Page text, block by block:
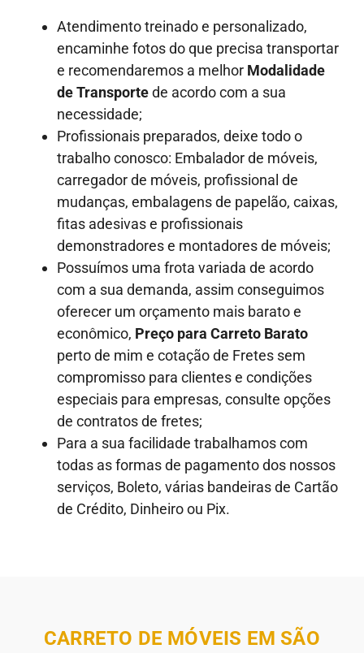
Atendimento treinado e personalizado,
encaminhe fotos do que precisa transportar
e recomendaremos a melhor Modalidade
de Transportede acordo com a sua
necessidade;
Profissionais preparados, deixe todo o
trabalho conosco: Embalador de móveis,
carregador de móveis, profissional de
mudanças, embalagens de papelão, caixas,
fitas adesivas e profissionais
demonstradores e montadores de móveis;
Possuímos uma frota variada de acordo
com a sua demanda, assim conseguimos
oferecer um orçamento mais barato e
econômico, Preço para Carreto Barato
perto de mim e cotação de Fretes sem
compromisso para clientes e condições
especiais para empresas, consulte opções
de contratos de fretes;
Para a sua facilidade trabalhamos com
todas as formas de pagamento dos nossos
serviços, Boleto, várias bandeiras de Cartão
de Crédito, Dinheiro ou Pix.
CARRETO DE MÓVEIS EM SÃO